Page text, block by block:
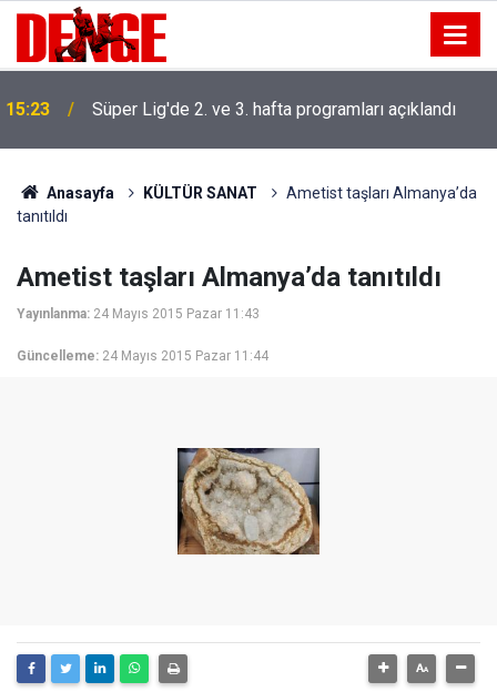
15:23 Süper Lig'de 2. ve 3. hafta programları açıklandı
Anasayfa KÜLTÜR SANAT
Ametist taşları Almanya’da
tanıtıldı
Ametist taşları Almanya’da tanıtıldı
Yayınlanma: 24 Mayıs 2015 Pazar 11:43
Güncelleme: 24 Mayıs 2015 Pazar 11:44